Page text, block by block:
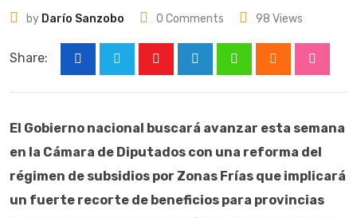
by Darío Sanzobo 0 Comments 98 Views
Share:
El Gobierno nacional buscará avanzar esta semana
en la Cámara de Diputados con una reforma del
régimen de subsidios por Zonas Frías que implicará
un fuerte recorte de beneficios para provincias